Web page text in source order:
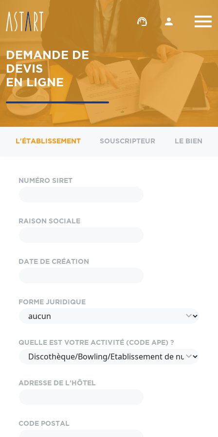
support_agent person
DEMANDE DE
DEVIS
EN LIGNE
L'ÉTABLISSEMENT SOUSCRIPTEUR LE BIEN
NUMÉRO SIRET
RAISON SOCIALE
DATE DE CRÉATION
FORME JURIDIQUE
expand_more
QUELLE EST VOTRE ACTIVITÉ (CODE APE) ?
expand_more
ADRESSE DE L'HÔTEL
CODE POSTAL